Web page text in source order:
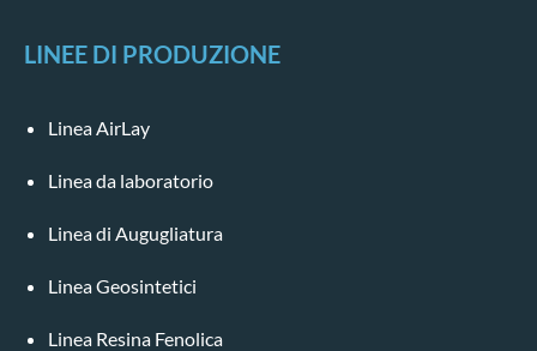
LINEE DI PRODUZIONE
Linea AirLay
Linea da laboratorio
Linea di Augugliatura
Linea Geosintetici
Linea Resina Fenolica